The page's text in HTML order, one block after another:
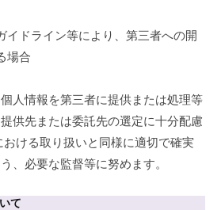
イドライン等により、第三者への開
場合
人情報を第三者に提供または処理等
供先または委託先の選定に十分配慮
ける取り扱いと同様に適切で確実
、必要な監督等に努めます。
て